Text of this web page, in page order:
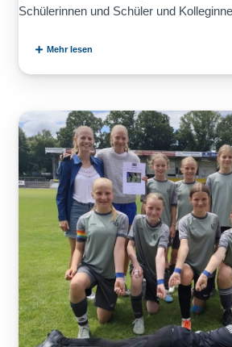
Schülerinnen und Schüler und
Mehr lesen